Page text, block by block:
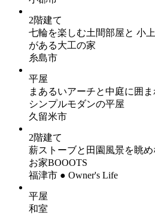
2階建て
七輪を楽しむ土間部屋と 小
がある大工の家
糸島市
平屋
まあるいアーチと中庭に囲
シンプルモダンの平屋
久留米市
2階建て
薪ストーブと田園風景を眺
お家BOOOTS
福津市 ● Owner's Life
平屋
和室